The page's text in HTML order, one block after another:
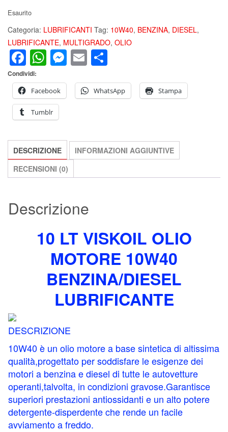
Esaurito
Categoria: LUBRIFICANTI Tag: 10W40, BENZINA, DIESEL,
LUBRIFICANTE, MULTIGRADO, OLIO
Facebook
WhatsApp
Messenger
Email
Condividi:
Facebook
WhatsApp Stampa
Tumblr
DESCRIZIONE
INFORMAZIONI AGGIUNTIVE
RECENSIONI (0)
Descrizione
10 LT VISKOIL OLIO
MOTORE 10W40
BENZINA/DIESEL
LUBRIFICANTE
DESCRIZIONE
10W40 è un olio motore a base sintetica di altissima
qualità,progettato per soddisfare le esigenze dei
motori a benzina e diesel di tutte le autovetture
operanti,talvolta, in condizioni gravose.Garantisce
superiori prestazioni antiossidanti e un alto potere
detergente-disperdente che rende un facile
avviamento a freddo.